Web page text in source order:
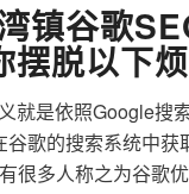
镇谷歌
摆脱以下
就是依照Google搜
谷歌的搜索系统中获
很多人称之为谷歌